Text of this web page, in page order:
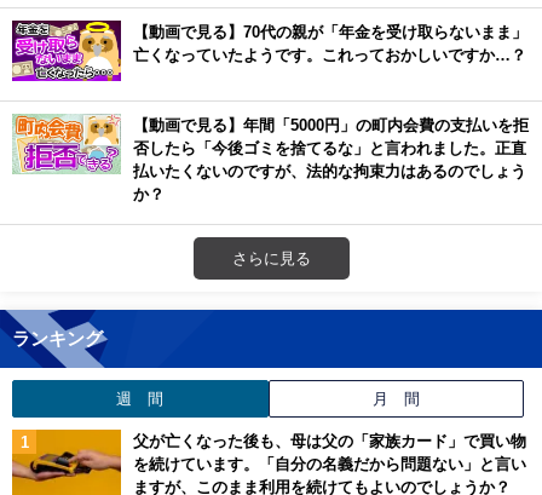
【動画で見る】70代の親が「年金を受け取らないまま」
亡くなっていたようです。これっておかしいですか…？
【動画で見る】年間「5000円」の町内会費の支払いを拒
否したら「今後ゴミを捨てるな」と言われました。正直
払いたくないのですが、法的な拘束力はあるのでしょう
か？
さらに見る
ランキング
週 間 月 間
父が亡くなった後も、母は父の「家族カード」で買い物
を続けています。「自分の名義だから問題ない」と言い
ますが、このまま利用を続けてもよいのでしょうか？